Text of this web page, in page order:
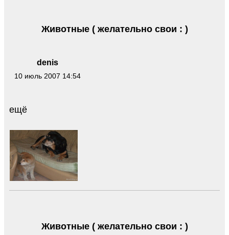
denis
10 июль 2007 14:54
Животные ( желательно свои : )
ещё
Животные ( желательно свои : )